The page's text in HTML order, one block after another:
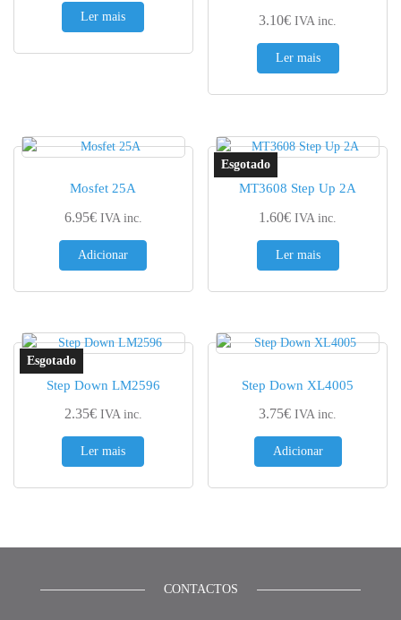
Ler mais 3.10€ IVA inc.
Ler mais
Mosfet 25A
6.95€ IVA inc.
Adicionar
MT3608 Step Up 2A
1.60€ IVA inc.
Ler mais
Step Down LM2596
2.35€ IVA inc.
Ler mais
Step Down XL4005
3.75€ IVA inc.
Adicionar
CONTACTOS